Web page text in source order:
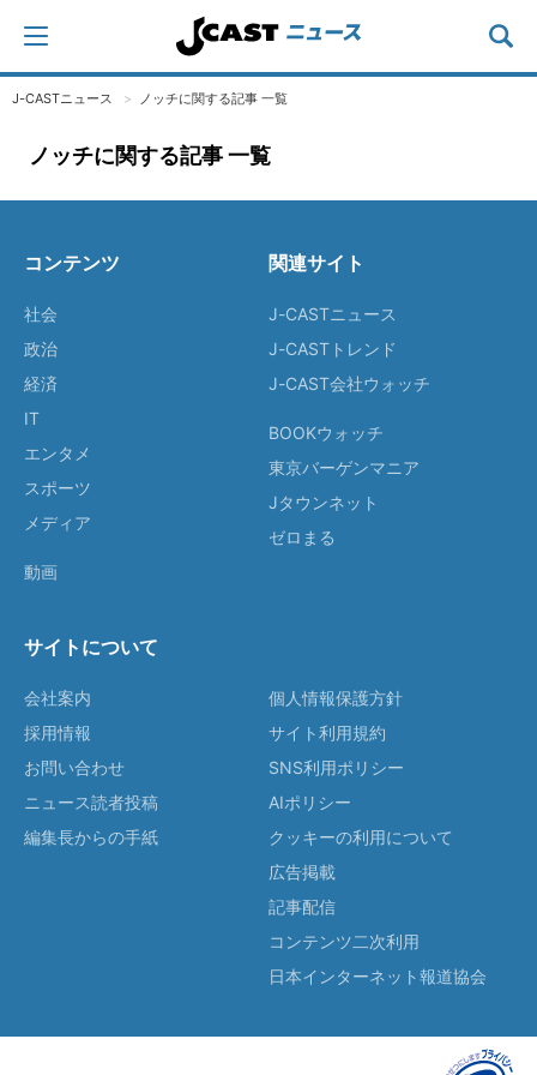
J-CASTニュース ノッチに関する記事 一覧
ノッチに関する記事 一覧
コンテンツ
社会
政治
経済
IT
エンタメ
スポーツ
メディア
動画
関連サイト
J-CASTニュース
J-CASTトレンド
J-CAST会社ウォッチ
BOOKウォッチ
東京バーゲンマニア
Jタウンネット
ゼロまる
サイトについて
会社案内
採用情報
お問い合わせ
ニュース読者投稿
編集長からの手紙
個人情報保護方針
サイト利用規約
SNS利用ポリシー
AIポリシー
クッキーの利用について
広告掲載
記事配信
コンテンツ二次利用
日本インターネット報道協会